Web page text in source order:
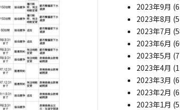
2023年9月
2023年8月
2023年7月
2023年6月
2023年5月
2023年4月
2023年3月
2023年2月
2023年1月